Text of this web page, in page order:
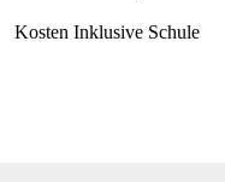
Kosten Inklusive Schule